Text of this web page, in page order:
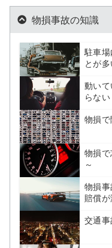
物損事故の知識
駐車
とが
動い
らない
物損
物損
～
物損
賠償
交通